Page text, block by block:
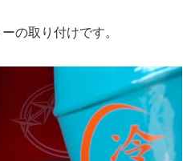
の取り付けです。